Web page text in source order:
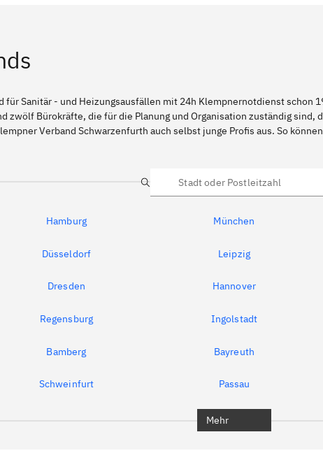
für Sanitär - und Heizungsausfällen mit 24h Klempnernotdienst schon
zwölf Bürokräfte, die für die Planung und Organisation zuständig
Verband Schwarzenfurth auch selbst junge Profis aus. So
Suche
Hamburg München
Düsseldorf Leipzig
Dresden Hannover
Regensburg Ingolstadt
Bamberg Bayreuth
Schweinfurt Passau
Mehr